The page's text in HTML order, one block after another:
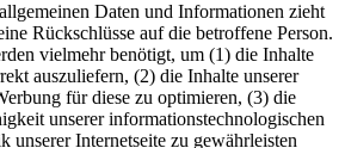
Daten und Informationen zieht
Rückschlüsse auf die betroffene Person.
vielmehr benötigt, um (1) die Inhalte
auszuliefern, (2) die Inhalte unserer
für diese zu optimieren, (3) die
unserer informationstechnologischen
unserer Internetseite zu gewährleisten